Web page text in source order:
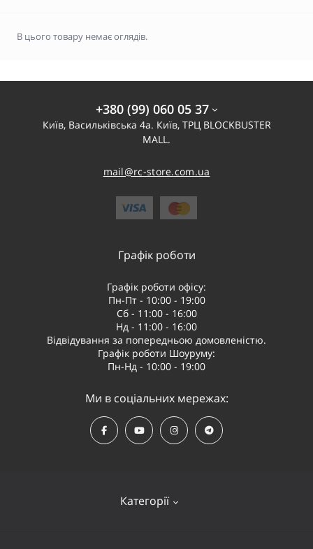
В цього товару немає оглядів.
+380 (99) 060 05 37
Київ, Васильківська 4а. Київ, ТРЦ BLOCKBUSTER
MALL.
mail@rc-store.com.ua
Категорії
Графік роботи
Графік роботи офісу:
Пн-Пт - 10:00 - 19:00
Сб - 11:00 - 16:00
Нд - 11:00 - 16:00
Відвідування за попередньою домовленістю.
Графік роботи Шоуруму:
Пн-Нд - 10:00 - 19:00
Ми в соціальних мережах: